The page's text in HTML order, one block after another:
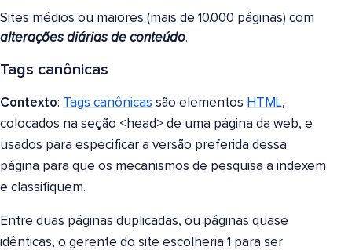
Sites médios ou maiores (mais de 10.000 páginas) com
alterações diárias de conteúdo.
Tags canônicas
Contexto: Tags canônicas são elementos HTML,
colocados na seção <head> de uma página da web, e
usados para especificar a versão preferida dessa
página para que os mecanismos de pesquisa a indexem
e classifiquem.
Entre duas páginas duplicadas, ou páginas quase
idênticas, o gerente do site escolheria 1 para ser